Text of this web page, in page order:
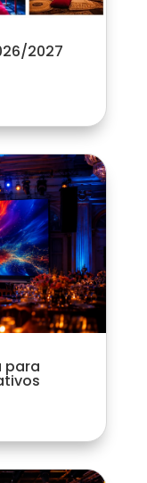
2027
para